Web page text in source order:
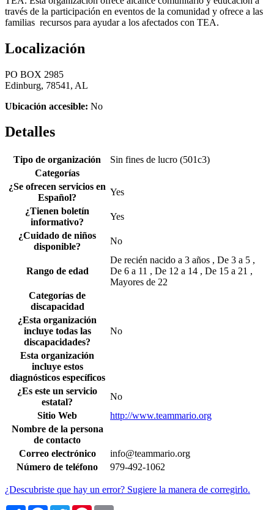
través de la participación en eventos de la comunidad y ofrece a las
familias recursos para ayudar a los afectados con TEA.
Localización
PO BOX 2985
Edinburg, 78541, AL
Ubicación accesible: No
Detalles
Tipo de organización
Sin fines de lucro (501c3)
Categorías
¿Se ofrecen servicios en
Español?
Yes
¿Tienen boletín
informativo?
Yes
¿Cuidado de niños
disponible?
No
Rango de edad
De recién nacido a 3 años , De 3 a 5 ,
De 6 a 11 , De 12 a 14 , De 15 a 21 ,
Mayores de 22
Categorías de
discapacidad
¿Esta organización
incluye todas las
discapacidades?
No
Esta organización
incluye estos
diagnósticos específicos
¿Es este un servicio
estatal?
No
Sitio Web
http://www.teammario.org
Nombre de la persona
de contacto
Correo electrónico
info@teammario.org
Número de teléfono
979-492-1062
¿Descubriste que hay un error? Sugiere la manera de corregirlo.